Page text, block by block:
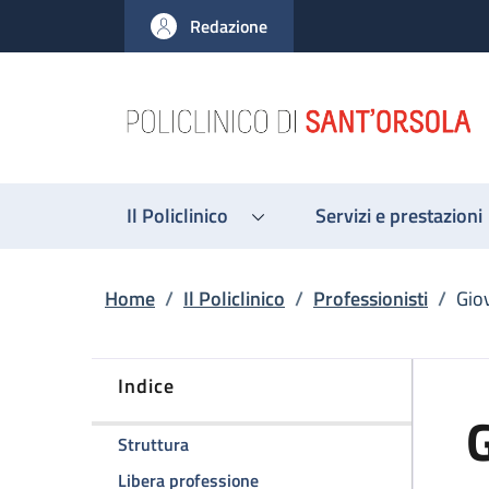
al contenuto principale
to footer content
Redazione
Il Policlinico Servizi e prestazioni
Briciole di pane
Home / Il Policlinico / Professionisti /
Indice
Strutturadella pagina Giovanni Bracchetti
Libera professionedella pagina Giovanni